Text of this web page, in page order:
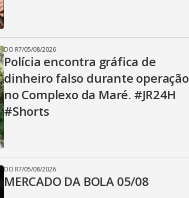
DO R7/05/08/2026
Polícia encontra gráfica de
dinheiro falso durante operação
no Complexo da Maré. #JR24H
#Shorts
DO R7/05/08/2026
MERCADO DA BOLA 05/08